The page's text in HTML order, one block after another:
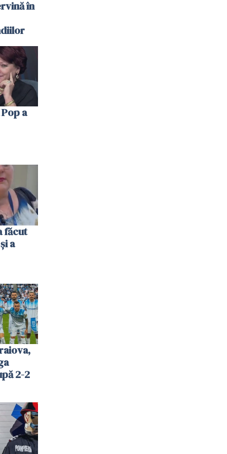
în
a
făcut
a
2-2